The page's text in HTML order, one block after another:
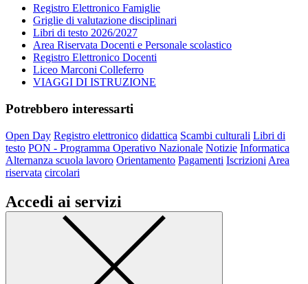
Registro Elettronico Famiglie
Griglie di valutazione disciplinari
Libri di testo 2026/2027
Area Riservata Docenti e Personale scolastico
Registro Elettronico Docenti
Liceo Marconi Colleferro
VIAGGI DI ISTRUZIONE
Potrebbero interessarti
Open Day Registro elettronico didattica Scambi culturali Libri di
testo PON - Programma Operativo Nazionale Notizie Informatica
Alternanza scuola lavoro Orientamento Pagamenti Iscrizioni Area
riservata circolari
Accedi ai servizi